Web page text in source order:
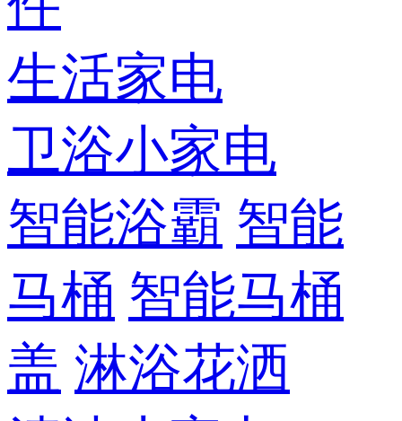
生活家电
卫浴小家电
智能浴霸 智能
马桶 智能马桶
盖 淋浴花洒